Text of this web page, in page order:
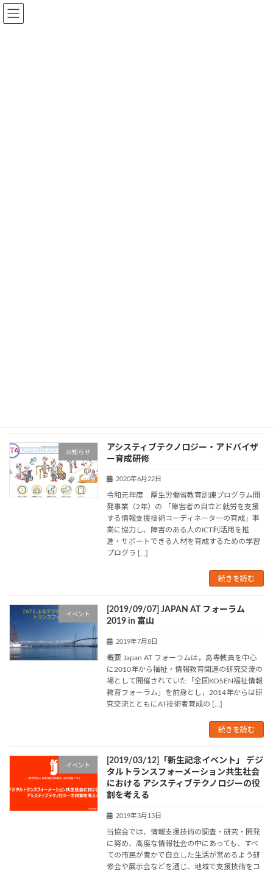
コ
ン
ナ
ビ
お知らせ
アシスティブテクノロジー・アドバイザ
ー育成研修
2020年6月22日
令和元年度 厚生労働省教育訓練プログラム開
発事業（2年）の 「障害者の自立と就労を支援
する情報支援技術コーディネーターの育成」事
業に協力し、障害のある人のICT利活用を推
進・サポートできる人材を育成するための学習
プログラ […]
続きを読む
イベント
[2019/09/07] JAPAN AT フォーラム
2019 in 富山
2019年7月8日
概要 Japan AT フォーラムは，高専教員を中心
に2010年から福祉・情報教育関連の研究交流の
場として開催されていた「全国KOSEN福祉情報
教育フォーラム」を前身とし，2014年からは研
究交流とともにAT技術者育成の […]
続きを読む
イベント
[2019/03/12]「新生記念イベント」 デジ
タルトランスフォーメーション共生社会
における アシスティブテクノロジーの役
割を考える
2019年3月13日
当協会では、情報支援技術の調査・研究・開発
に努め、高度な情報社会の中にあっても、すべ
ての市民が豊かで自立した生活が営めるよう研
修会や展示会などを通じ、地域で支援技術をコ